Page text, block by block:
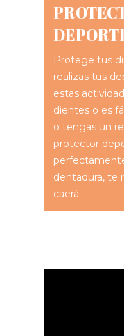
Protege tus
realizas tus
estas
dientes o es
o tengas un
protector
dentadura, te
caerá.